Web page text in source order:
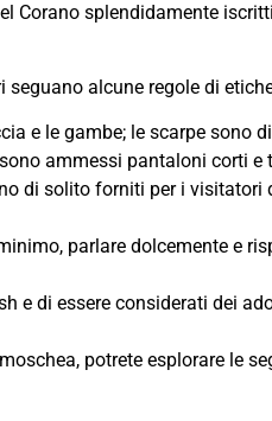
Corano splendidamente
alcune regole di
e le gambe; le scarpe sono
ammessi pantaloni corti e
di solito forniti per i visitatori
parlare dolcemente e
e di essere considerati dei
potrete esplorare le